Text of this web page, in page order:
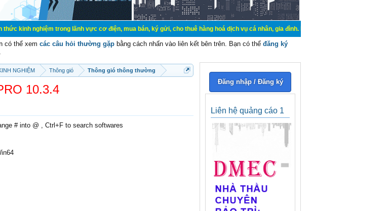
trong lãnh vực cơ điện, mua bán, ký gửi, cho thuê hàng hoá dịch vụ cá nhân, gia đình. Mua bán, ký gửi, cho thuê thiết bị hệ
có thể xem các câu hỏi thường gặp bằng cách nhấn vào liên kết bên trên. Bạn có thể đăng ký
NGHIỆM Thông gió Thông gió thông thường
10.3.4
# into @ , Ctrl+F to search softwares
Đăng nhập / Đăng ký
Liên hệ quảng cáo 1